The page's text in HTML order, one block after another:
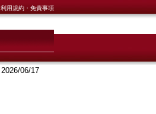
利用規約・免責事項
2026/06/17